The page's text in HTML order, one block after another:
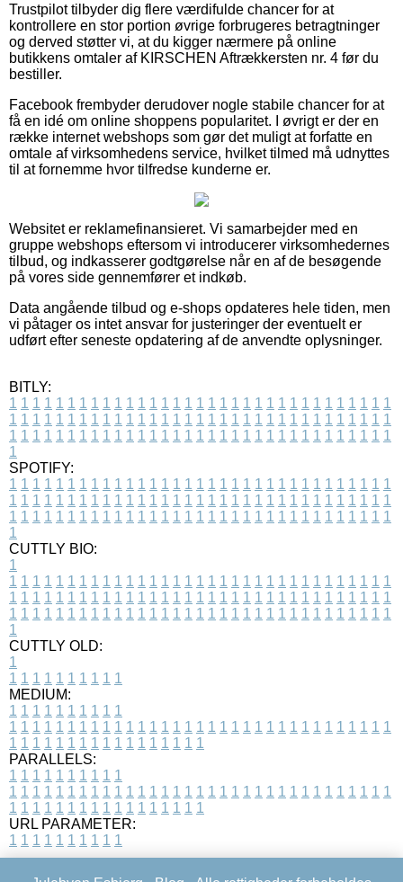
Trustpilot tilbyder dig flere værdifulde chancer for at
kontrollere en stor portion øvrige forbrugeres betragtninger
og derved støtter vi, at du kigger nærmere på online
butikkens omtaler af KIRSCHEN Aftrækkersten nr. 4 før du
bestiller.
Facebook frembyder derudover nogle stabile chancer for at
få en idé om online shoppens popularitet. I øvrigt er der en
række internet webshops som gør det muligt at forfatte en
omtale af virksomhedens service, hvilket tilmed må udnyttes
til at fornemme hvor tilfredse kunderne er.
Websitet er reklamefinansieret. Vi samarbejder med en
gruppe webshops eftersom vi introducerer virksomhedernes
tilbud, og indkasserer godtgørelse når en af de besøgende
på vores side gennemfører et indkøb.
Data angående tilbud og e-shops opdateres hele tiden, men
vi påtager os intet ansvar for justeringer der eventuelt er
udført efter seneste opdatering af de anvendte oplysninger.
BITLY:
1 1 1 1 1 1 1 1 1 1 1 1 1 1 1 1 1 1 1 1 1 1 1 1 1 1 1 1 1 1 1 1 1
1 1 1 1 1 1 1 1 1 1 1 1 1 1 1 1 1 1 1 1 1 1 1 1 1 1 1 1 1 1 1 1 1
1 1 1 1 1 1 1 1 1 1 1 1 1 1 1 1 1 1 1 1 1 1 1 1 1 1 1 1 1 1 1 1 1
1
SPOTIFY:
1 1 1 1 1 1 1 1 1 1 1 1 1 1 1 1 1 1 1 1 1 1 1 1 1 1 1 1 1 1 1 1 1
1 1 1 1 1 1 1 1 1 1 1 1 1 1 1 1 1 1 1 1 1 1 1 1 1 1 1 1 1 1 1 1 1
1 1 1 1 1 1 1 1 1 1 1 1 1 1 1 1 1 1 1 1 1 1 1 1 1 1 1 1 1 1 1 1 1
1
CUTTLY BIO:
1
1 1 1 1 1 1 1 1 1 1 1 1 1 1 1 1 1 1 1 1 1 1 1 1 1 1 1 1 1 1 1 1 1
1 1 1 1 1 1 1 1 1 1 1 1 1 1 1 1 1 1 1 1 1 1 1 1 1 1 1 1 1 1 1 1 1
1 1 1 1 1 1 1 1 1 1 1 1 1 1 1 1 1 1 1 1 1 1 1 1 1 1 1 1 1 1 1 1 1
1
CUTTLY OLD:
1
1 1 1 1 1 1 1 1 1 1
MEDIUM:
1 1 1 1 1 1 1 1 1 1
1 1 1 1 1 1 1 1 1 1 1 1 1 1 1 1 1 1 1 1 1 1 1 1 1 1 1 1 1 1 1 1 1
1 1 1 1 1 1 1 1 1 1 1 1 1 1 1 1 1
PARALLELS:
1 1 1 1 1 1 1 1 1 1
1 1 1 1 1 1 1 1 1 1 1 1 1 1 1 1 1 1 1 1 1 1 1 1 1 1 1 1 1 1 1 1 1
1 1 1 1 1 1 1 1 1 1 1 1 1 1 1 1 1
URL PARAMETER:
1 1 1 1 1 1 1 1 1 1